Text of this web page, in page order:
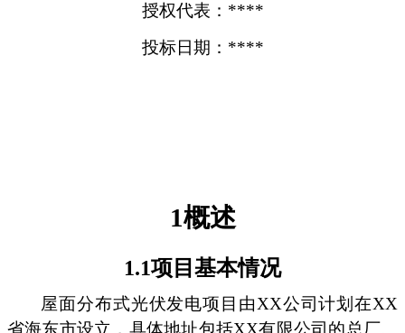
授权代表：****
投标日期：****
1概述
1.1项目基本情况
屋面分布式光伏发电项目由XX公司计划在XX
省海东市设立，具体地址包括XX有限公司的总厂、